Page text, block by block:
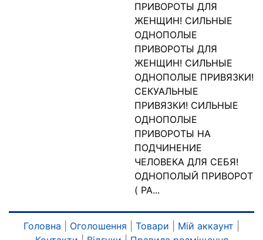
ПРИВОРОТЫ ДЛЯ
ЖЕНЩИН! СИЛЬНЫЕ
ОДНОПОЛЫЕ
ПРИВОРОТЫ ДЛЯ
ЖЕНЩИН! СИЛЬНЫЕ
ОДНОПОЛЫЕ ПРИВЯЗКИ!
СЕКУАЛЬНЫЕ
ПРИВЯЗКИ! СИЛЬНЫЕ
ОДНОПОЛЫЕ
ПРИВОРОТЫ НА
ПОДЧИНЕНИЕ
ЧЕЛОВЕКА ДЛЯ СЕБЯ!
ОДНОПОЛЫЙ ПРИВОРОТ
( РА...
Головна Оголошення Товари Мій аккаунт